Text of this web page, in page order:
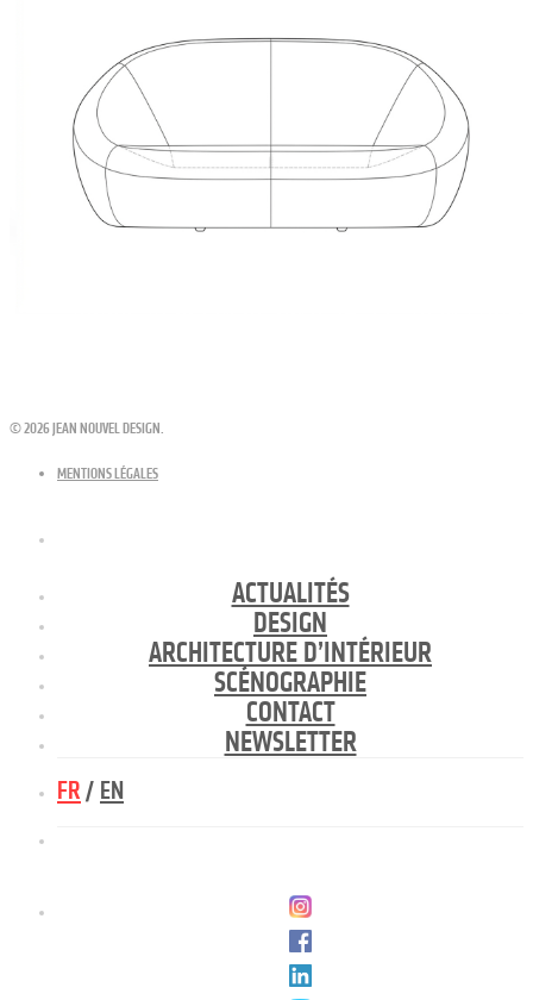
© 2026 JEAN NOUVEL DESIGN.
MENTIONS LÉGALES
ACTUALITÉS
DESIGN
ARCHITECTURE D’INTÉRIEUR
SCÉNOGRAPHIE
CONTACT
NEWSLETTER
FR/ EN